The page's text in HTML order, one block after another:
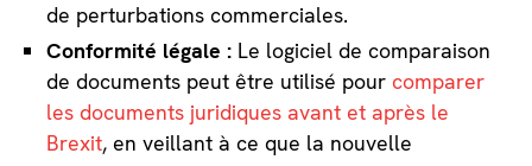
de perturbations commerciales.
Conformité légale : Le logiciel de comparaison
de documents peut être utilisé pourcomparer
les documents juridiques avant et après le
Brexit, en veillant à ce que la nouvelle